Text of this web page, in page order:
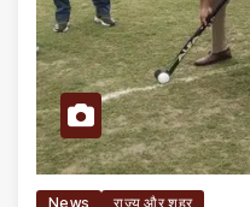
News राज्य और शहर